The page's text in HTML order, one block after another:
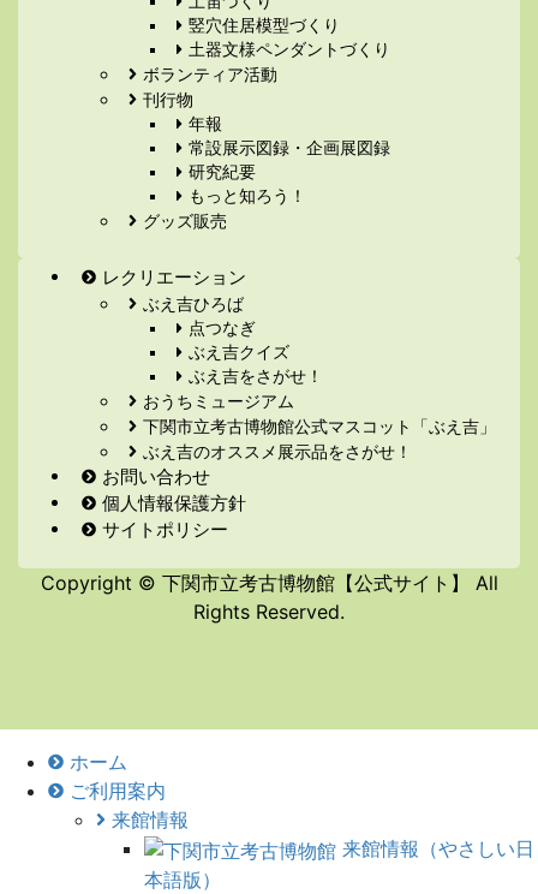
竪穴住居模型づくり
土器文様ペンダントづくり
ボランティア活動
刊行物
年報
常設展示図録・企画展図録
研究紀要
もっと知ろう！
グッズ販売
レクリエーション
ぶえ吉ひろば
点つなぎ
ぶえ吉クイズ
ぶえ吉をさがせ！
おうちミュージアム
下関市立考古博物館公式マスコット「ぶえ吉」
ぶえ吉のオススメ展示品をさがせ！
お問い合わせ
個人情報保護方針
サイトポリシー
Copyright © 下関市立考古博物館【公式サイト】 All
Rights Reserved.
ホーム
ご利用案内
来館情報
来館情報（やさしい日
本語版）